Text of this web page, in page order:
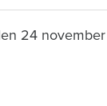
24 november